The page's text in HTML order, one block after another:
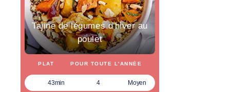
Tajine de légumes d'hiver au
poulet
PLAT POUR TOUTE L'ANNÉE
43min 4 Moyen